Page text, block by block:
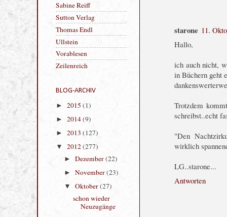
starone 11.
Hallo,
ich auch nicht,
in Büchern geht
Trotzdem
schreibst..echt
"Den
wirklich
LG..starone...
Antworten
Rowohlt
Roxann Hill
Sabine Reiff
Sutton Verlag
Thomas Endl
Ullstein
Zeilenreich
BLOG-ARCHIV
► 2015 (1)
► 2014 (9)
►2013(127)
▼2012(277)
► Dezember(22)
►November(23)
Oktober(27)